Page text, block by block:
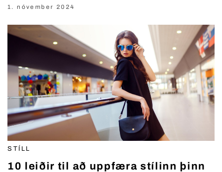
1. nóvember 2024
STÍLL
10 leiðir til að uppfæra stílinn þinn